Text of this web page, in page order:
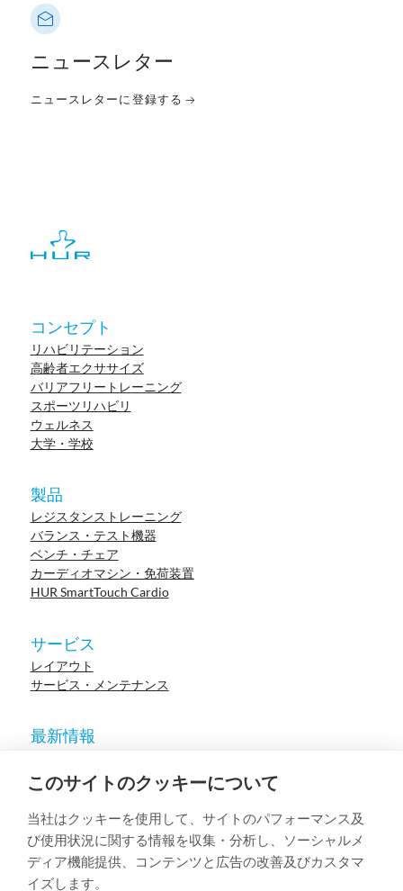
このサイトのクッキーについて
当社はクッキーを使用して、サイトのパフォーマンス及
び使用状況に関する情報を収集・分析し、ソーシャルメ
ディア機能提供、コンテンツと広告の改善及びカスタマ
イズします。
ニュースレター
ニュースレターに登録する
コンセプト
リハビリテーション
高齢者エクササイズ
バリアフリートレーニング
スポーツリハビリ
ウェルネス
大学・学校
製品
レジスタンストレーニング
バランス・テスト機器
ベンチ・チェア
カーディオマシン・免荷装置
HUR SmartTouch Cardio
サービス
レイアウト
サービス・メンテナンス
最新情報
参考施設
イベント
ウェビナー
学術論文
© 2023 HUR. All right reserved.